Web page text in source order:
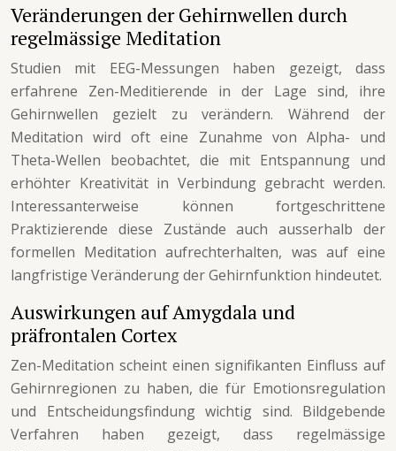
Veränderungen der Gehirnwellen durch
regelmässige Meditation
Studien mit EEG-Messungen haben gezeigt, dass
erfahrene Zen-Meditierende in der Lage sind, ihre
Gehirnwellen gezielt zu verändern. Während der
Meditation wird oft eine Zunahme von Alpha- und
Theta-Wellen beobachtet, die mit Entspannung und
erhöhter Kreativität in Verbindung gebracht werden.
Interessanterweise können fortgeschrittene
Praktizierende diese Zustände auch ausserhalb der
formellen Meditation aufrechterhalten, was auf eine
langfristige Veränderung der Gehirnfunktion hindeutet.
Auswirkungen auf Amygdala und
präfrontalen Cortex
Zen-Meditation scheint einen signifikanten Einfluss auf
Gehirnregionen zu haben, die für Emotionsregulation
und Entscheidungsfindung wichtig sind. Bildgebende
Verfahren haben gezeigt, dass regelmässige